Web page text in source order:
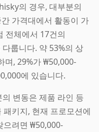
의 경우, 대부분의
가격대에서 활동이 가
전체에서 17건의
룹니다. 약 53%의 상
며, 29%가 ₩50,000-
에 있습니다.
변동은 제품 라인 등
키지, 현재 프로모션에
으려면 ₩50,000-